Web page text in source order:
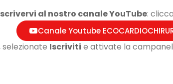
della nostra community
per accedere a tutti i contenuti esclusivi ed
al nostro canale YouTube:
Canale Youtube
selezionate Iscriviti e attivate la